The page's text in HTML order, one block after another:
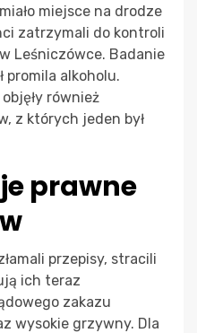
miejsce na drodze
zatrzymali do kontroli
Leśniczówce. Badanie
promila alkoholu.
również
z których jeden był
prawne
przepisy, stracili
ich teraz
zakazu
wysokie grzywny. Dla